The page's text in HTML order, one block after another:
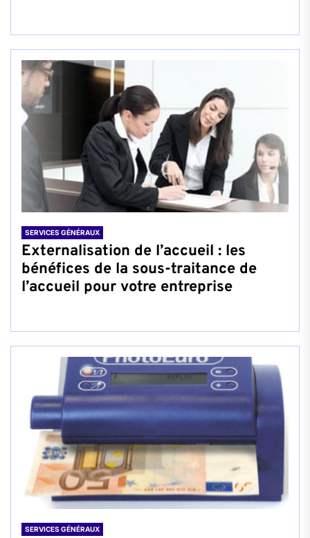
SERVICES GÉNÉRAUX
Externalisation de l’accueil : les
bénéfices de la sous-traitance de
l’accueil pour votre entreprise
SERVICES GÉNÉRAUX